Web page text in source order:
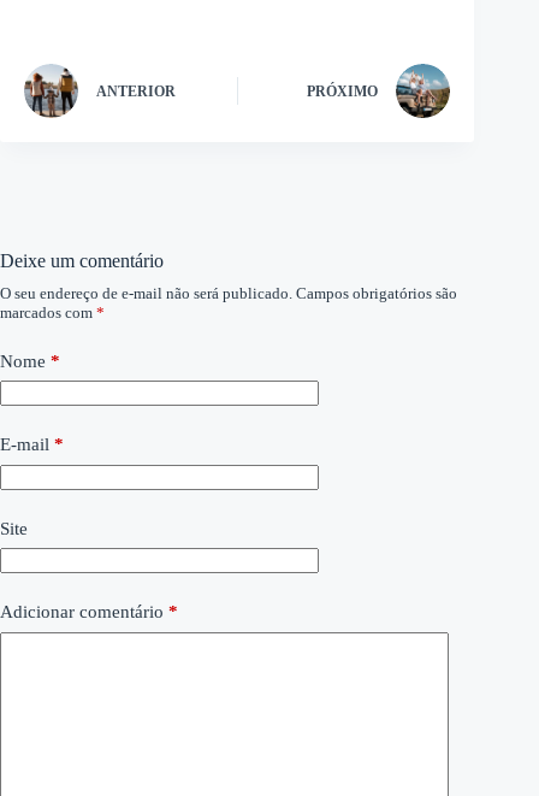
ANTERIOR PRÓXIMO
Deixe um comentário
O seu endereço de e-mail não será publicado. Campos obrigatórios são
marcados com *
Nome *
E-mail *
Site
Adicionar comentário *